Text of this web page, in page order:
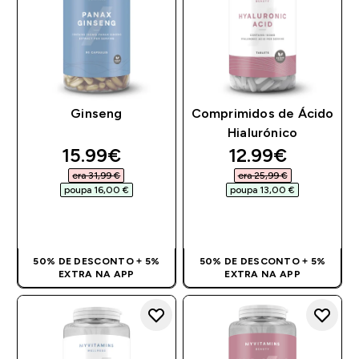
Ginseng
discounted price
15.99€‎
era 31,99 €‎
poupa 16,00 €‎
50% DE DESCONTO + 5%
EXTRA NA APP
Comprimidos de Ácido
Hialurónico
discounted
12.99€‎
era 25,99 €‎
poupa 13,00 €‎
50% DE DESCONTO + 5%
EXTRA NA APP